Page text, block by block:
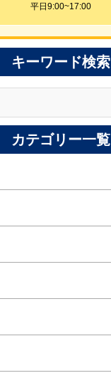
平日9:00~17:00
キーワード検索
カテゴリー一覧